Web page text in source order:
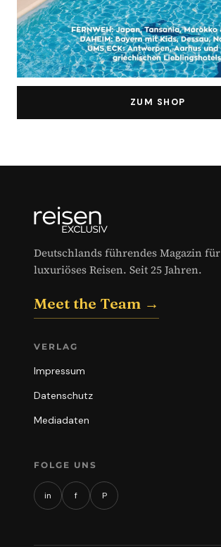
ZUM SHOP
Deutschlands führendes Magazin für
luxuriöses Reisen. Seit 25 Jahren.
Meet the Team →
VERLAG
Impressum
Datenschutz
Mediadaten
FOLGE UNS
in f P